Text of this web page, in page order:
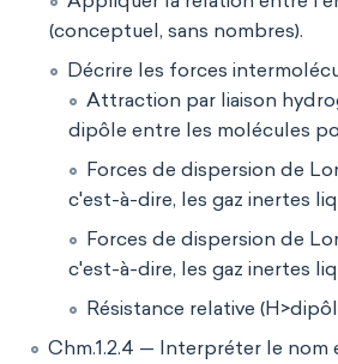
(conceptuel, sans nombres).
Décrire les forces
Attraction par liaison
dipôle entre les molécules
Forces de dispersion de
c'est-à-dire, les gaz inertes
Forces de dispersion de
c'est-à-dire, les gaz inertes
Résistance relative
Chm.1.2.4 — Interpréter le